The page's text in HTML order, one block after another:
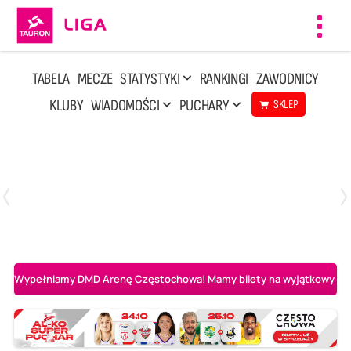
TABELA MECZE STATYSTYKI RANKINGI ZAWODNICY
KLUBY WIADOMOŚCI PUCHARY SKLEP
Wypełniamy DMD Arenę Częstochowa! Mamy bilety na wyjątkowy